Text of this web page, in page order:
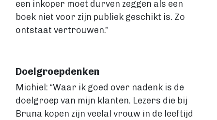
een inkoper moet durven zeggen als een
boek niet voor zijn publiek geschikt is. Zo
ontstaat vertrouwen.”
Doelgroepdenken
Michiel: “Waar ik goed over nadenk is de
doelgroep van mijn klanten. Lezers die bij
Bruna kopen zijn veelal vrouw in de leeftijd